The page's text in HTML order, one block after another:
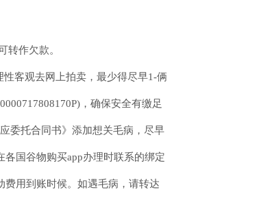
转作欠款。
客观去网上拍卖，最少得尽早1-俩
，确保安全有缴足
委托合同书》添加想关毛病，尽早
国谷物购买app办理时联系的绑定
用到账时候。如遇毛病，请转达